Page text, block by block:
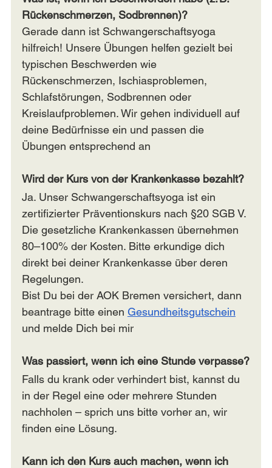
Rückenschmerzen, Sodbrennen)?
Gerade dann ist Schwangerschaftsyoga
hilfreich! Unsere Übungen helfen gezielt bei
typischen Beschwerden wie
Rückenschmerzen, Ischiasproblemen,
Schlafstörungen, Sodbrennen oder
Kreislaufproblemen. Wir gehen individuell auf
deine Bedürfnisse ein und passen die
Übungen entsprechend an
Wird der Kurs von der Krankenkasse bezahlt?
Ja. Unser Schwangerschaftsyoga ist ein
zertifizierter Präventionskurs nach §20 SGB V.
Die gesetzliche Krankenkassen übernehmen
80–100% der Kosten. Bitte erkundige dich
direkt bei deiner Krankenkasse über deren
Regelungen.
Bist Du bei der AOK Bremen versichert, dann
beantrage bitte einen Gesundheitsgutschein
und melde Dich bei mir
Was passiert, wenn ich eine Stunde verpasse?
Falls du krank oder verhindert bist, kannst du
in der Regel eine oder mehrere Stunden
nachholen – sprich uns bitte vorher an, wir
finden eine Lösung.
Kann ich den Kurs auch machen, wenn ich